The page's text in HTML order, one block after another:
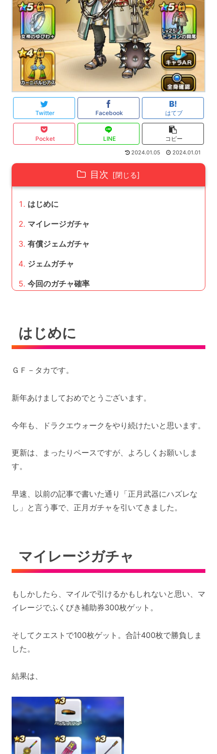
Twitter Facebook はてブ
Pocket LINE コピー
2024.01.05 2024.01.01
目次
はじめに
マイレージガチャ
有償ジェムガチャ
ジェムガチャ
今回のガチャ確率
はじめに
ＧＦ－タカです。
新年あけましておめでとうございます。
今年も、ドラクエウォークをやり続けたいと思います。
更新は、まったりペースですが、よろしくお願いしま
す。
早速、以前の記事で書いた通り「正月武器にハズレな
し」と言う事で、正月ガチャを引いてきました。
マイレージガチャ
もしかしたら、マイルで引けるかもしれないと思い、マ
イレージでふくびき補助券300枚ゲット。
そしてクエストで100枚ゲット。合計400枚で勝負しま
した。
結果は、